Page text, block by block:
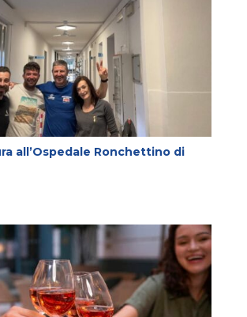
all’Ospedale Ronchettino di